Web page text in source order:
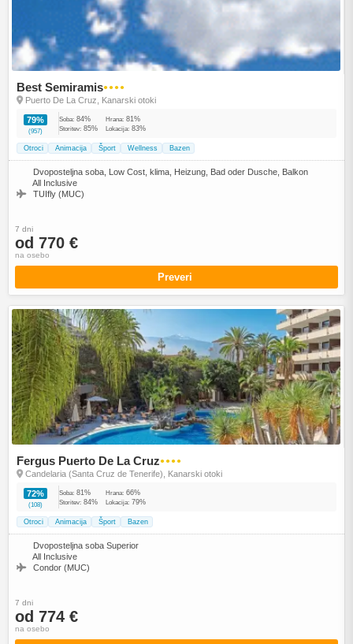
Best Semiramis●●●●
Puerto De La Cruz, Kanarski otoki
79%
(957)
Soba: 84% Hrana: 81%
Storitev: 85% Lokacija: 83%
Otroci Animacija Šport Wellness Bazen
Dvoposteljna soba, Low Cost, klima, Heizung, Bad oder Dusche, Balkon
All Inclusive
TUIfly (MUC)
7 dni
od 770 €
na osebo
Preveri
Fergus Puerto De La Cruz●●●●
Candelaria (Santa Cruz de Tenerife), Kanarski otoki
72%
(108)
Soba: 81% Hrana: 66%
Storitev: 84% Lokacija: 79%
Otroci Animacija Šport Bazen
Dvoposteljna soba Superior
All Inclusive
Condor (MUC)
7 dni
od 774 €
na osebo